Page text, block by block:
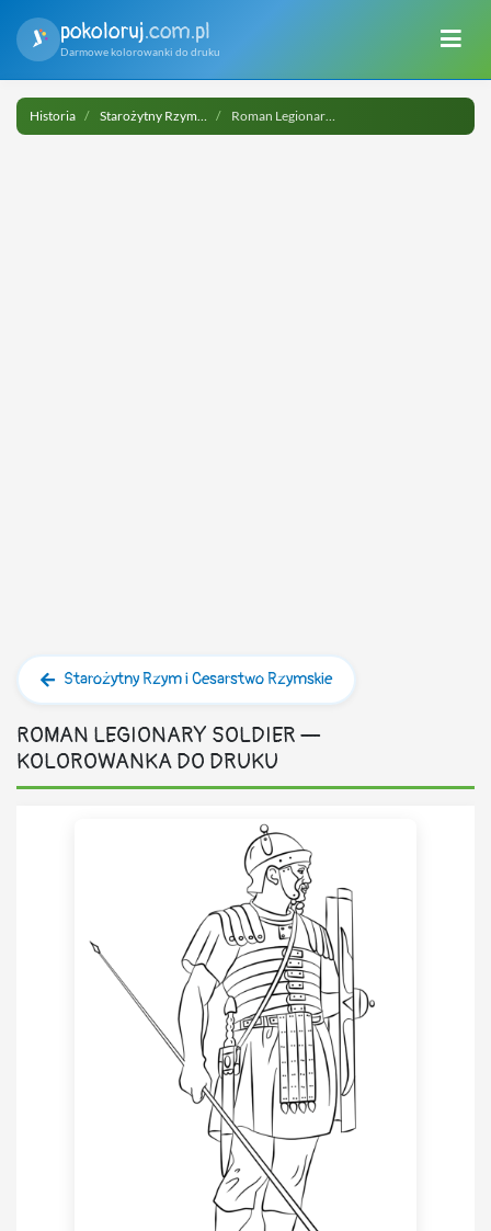
pokoloruj.com.pl
Darmowe kolorowanki do druku
Historia Starożytny Rzym i Cesarstwo Rzymskie Roman Legionary Soldier do druku
Starożytny Rzym i Cesarstwo Rzymskie
ROMAN LEGIONARY SOLDIER —
KOLOROWANKA DO DRUKU